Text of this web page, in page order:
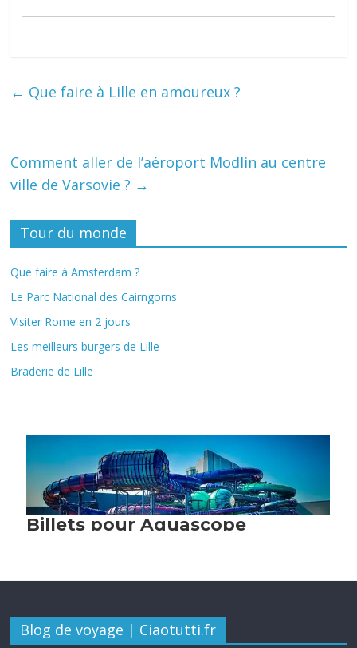
← Que faire à Lille en amoureux ?
Comment aller de l’aéroport Modlin au centre
ville de Varsovie ? →
Tour du monde
Que faire à Amsterdam ?
Le Parc National des Cairngorns
Visiter Rome en 2 jours
Les meilleurs burgers de Lille
Braderie de Lille
Blog de voyage | Ciaotutti.fr